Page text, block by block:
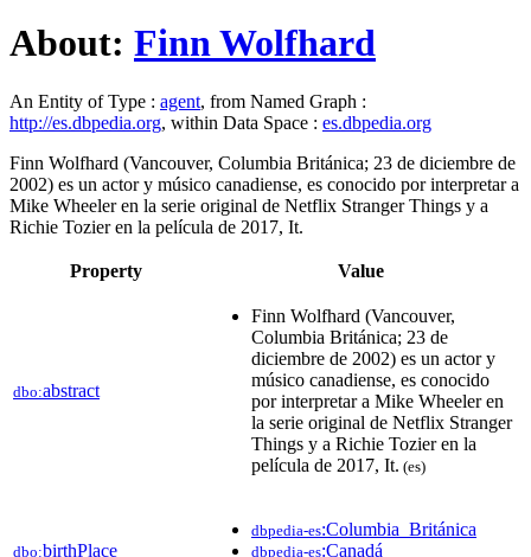
About: Finn Wolfhard
An Entity of Type : agent, from Named Graph :
http://es.dbpedia.org, within Data Space : es.dbpedia.org
Finn Wolfhard (Vancouver, Columbia Británica; 23 de diciembre de
2002) es un actor y músico canadiense, es conocido por interpretar a
Mike Wheeler en la serie original de Netflix Stranger Things y a
Richie Tozier en la película de 2017, It.
Property Value
dbo:abstract
Finn Wolfhard (Vancouver,
Columbia Británica; 23 de
diciembre de 2002) es un actor y
músico canadiense, es conocido
por interpretar a Mike Wheeler en
la serie original de Netflix Stranger
Things y a Richie Tozier en la
película de 2017, It. (es)
dbo:birthPlace
dbpedia-es:Columbia_Británica
dbpedia-es:Canadá